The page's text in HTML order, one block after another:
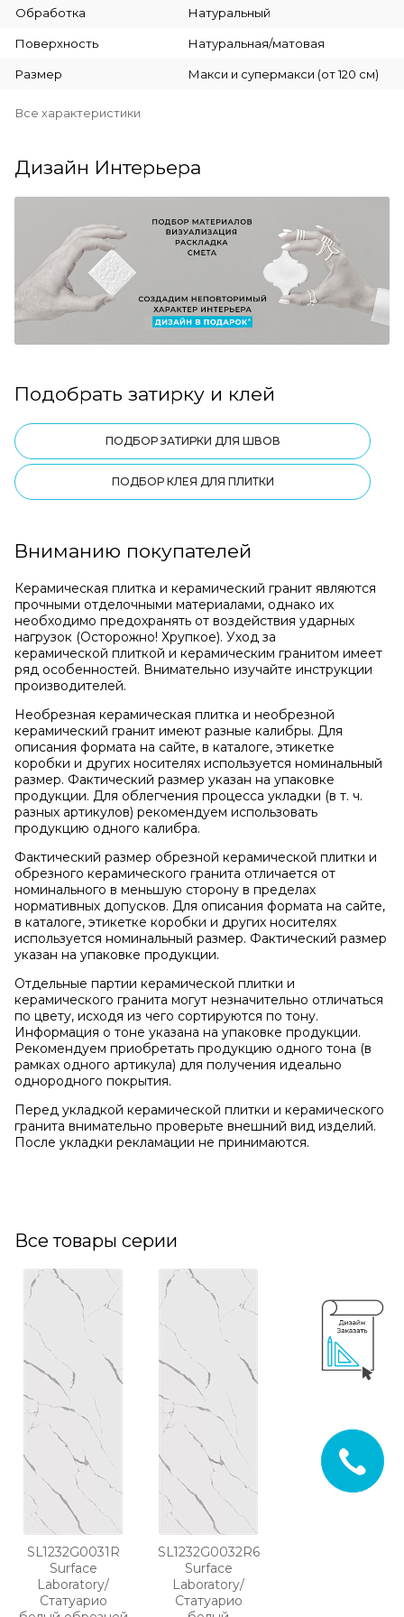
Обработка Натуральный
Поверхность Натуральная/матовая
Размер Макси и супермакси (от 120 см)
Все характеристики
Дизайн Интерьера
Подобрать затирку и клей
ПОДБОР ЗАТИРКИ ДЛЯ ШВОВ
ПОДБОР КЛЕЯ ДЛЯ ПЛИТКИ
Вниманию покупателей
Керамическая плитка и керамический гранит являются
прочными отделочными материалами, однако их
необходимо предохранять от воздействия ударных
нагрузок (Осторожно! Хрупкое). Уход за
керамической плиткой и керамическим гранитом имеет
ряд особенностей. Внимательно изучайте инструкции
производителей.
Необрезная керамическая плитка и необрезной
керамический гранит имеют разные калибры. Для
описания формата на сайте, в каталоге, этикетке
коробки и других носителях используется номинальный
размер. Фактический размер указан на упаковке
продукции. Для облегчения процесса укладки (в т. ч.
разных артикулов) рекомендуем использовать
продукцию одного калибра.
Фактический размер обрезной керамической плитки и
обрезного керамического гранита отличается от
номинального в меньшую сторону в пределах
нормативных допусков. Для описания формата на сайте,
в каталоге, этикетке коробки и других носителях
используется номинальный размер. Фактический размер
указан на упаковке продукции.
Отдельные партии керамической плитки и
керамического гранита могут незначительно отличаться
по цвету, исходя из чего сортируются по тону.
Информация о тоне указана на упаковке продукции.
Рекомендуем приобретать продукцию одного тона (в
рамках одного артикула) для получения идеально
однородного покрытия.
Перед укладкой керамической плитки и керамического
гранита внимательно проверьте внешний вид изделий.
После укладки рекламации не принимаются.
Все товары серии
SL1232G0031R
Surface
Laboratory/
Статуарио
SL1232G0032R6
Surface
Laboratory/
Статуарио